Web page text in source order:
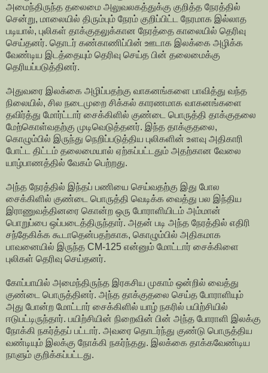
அமைந்திருந்த தலைமை அலுவலகத்துக்கு குறித்த நேரத்தில்
சென்று, மாலையில் திரும்பும் நேரம் குறிப்பிட்ட நேரமாக இல்லாத
படியால், புலிகள் தாக்குதலுக்கான நேரத்தை காலையில் தெரிவு
செய்தனர். தொடர் கண்காணிப்பின் ஊடாக இலக்கை அழிக்க
வேண்டிய இடத்தையும் தெரிவு செய்த பின் தலைமைக்கு
தெரியப்படுத்தினர்.
அதுவரை இலக்கை அழிப்பதற்கு வாகனங்களை பாவித்து வந்த
நிலையில், சில நடைமுறை சிக்கல் காரணமாக வாகனங்களை
தவிர்த்து மோர்ட்டார் சைக்கிளில் குண்டை பொருத்தி தாக்குதலை
மேற்கொள்வதற்கு முடிவெடுத்தனர். இந்த தாக்குதலை,
கொழும்பில் இருந்து நெறிப்படுத்திய புலிகளின் உளவு அதிகாரி
போட்ட திட்டம் தலைமையால் ஏற்கப்பட்டதும் அதற்கான வேலை
யாழ்பாணத்தில் வேகம் பெற்றது.
அந்த நேரத்தில் இந்தப் பணியை செய்வதற்கு இது போல
சைக்கிளில் குண்டை பொருத்தி வெடிக்க வைத்து பல இந்திய
இராணுவத்தினரை கொன்ற ஒரு போராளியிடம் அம்மான்
பொறுப்பை ஒப்படைத்திருந்தார். அதன் படி அந்த நேரத்தில் எதிரி
சந்தேகிக்க கூடாதென்பதற்காக, கொழும்பில் அதிகமாக
பாவனையில் இருந்த CM-125 என்னும் மோட்டார் சைக்கிளை
புலிகள் தெரிவு செய்தனர்.
கோப்பாயில் அமைந்திருந்த இரகசிய முகாம் ஒன்றில் வைத்து
குண்டை பொருத்தினர். அந்த தாக்குதலை செய்த போராளியும்
அது போன்ற மோட்டார் சைக்கிளில் யாழ் நகரில் பயிற்சியில்
ஈடுபட்டிருந்தார். பயிற்சியின் நிறைவின் பின் அந்த போராளி இலக்கு
நோக்கி நகர்த்தப் பட்டார். அவரை தொடர்ந்து குண்டு பொருத்திய
வண்டியும் இலக்கு நோக்கி நகர்ந்தது. இலக்கை தாக்கவேண்டிய
நாளும் குறிக்கப்பட்டது.